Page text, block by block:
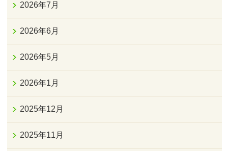
2026年7月
2026年6月
2026年5月
2026年1月
2025年12月
2025年11月